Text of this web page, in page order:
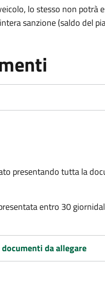
lo stesso non potrà
sanzione (saldo del
presentando tutta la
entro 30 giorni
da allegare